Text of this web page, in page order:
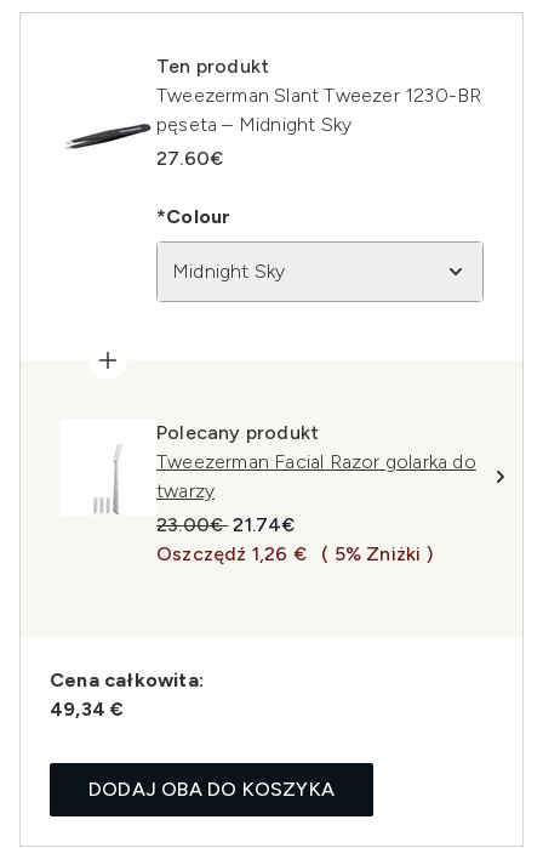
Ten produkt
Tweezerman Slant Tweezer 1230-BR
pęseta – Midnight Sky
27.60€
*Colour
Midnight Sky
Polecany produkt
Tweezerman Facial Razor golarka do
twarzy
Sugerowana cena detaliczna:
23.00€Aktualna cena:
21.74€
Oszczędź 1,26 €
( 5% Zniżki )
Cena całkowita:
49,34 €
DODAJ OBA DO KOSZYKA